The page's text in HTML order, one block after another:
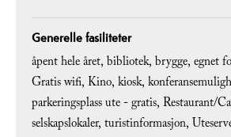
Generelle fasiliteter
åpent hele året bibliotek brygge egnet
Gratis wifi Kino kiosk
parkeringsplass ute - gratis Restaurant/
selskapslokaler turistinformasjon